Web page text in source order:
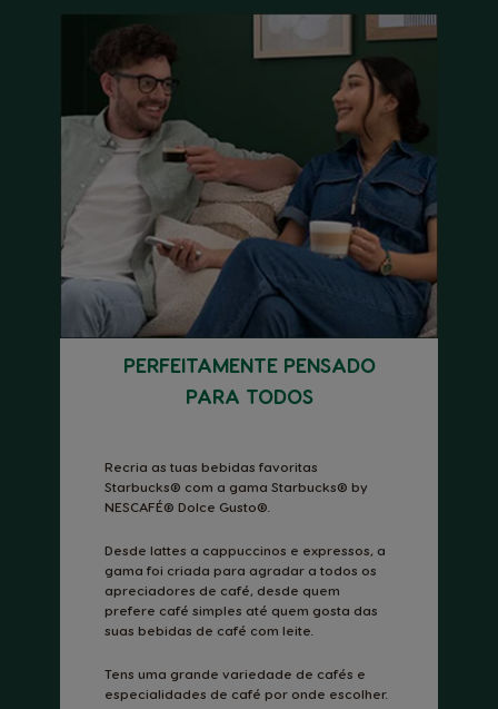
PERFEITAMENTE PENSADO
PARA TODOS
Recria as tuas bebidas favoritas
Starbucks® com a gama Starbucks® by
NESCAFÉ® Dolce Gusto®.
Desde lattes a cappuccinos e expressos, a
gama foi criada para agradar a todos os
apreciadores de café, desde quem
prefere café simples até quem gosta das
suas bebidas de café com leite.
Tens uma grande variedade de cafés e
especialidades de café por onde escolher.